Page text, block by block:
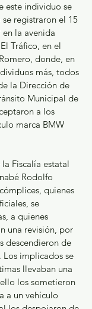
este individuo se
registraron el 15
la avenida
Tráfico, en el
donde, en
más, todos
la Dirección de
Municipal de
a los
marca BMW
Fiscalía estatal
Rodolfo
quienes
se
a quienes
una revisión, por
descendieron de
implicados se
llevaban una
los sometieron
a un vehículo